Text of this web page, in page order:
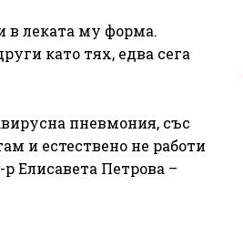
в леката му форма.
като тях, едва сега
пневмония, със
и естествено не работи
Елисавета Петрова –